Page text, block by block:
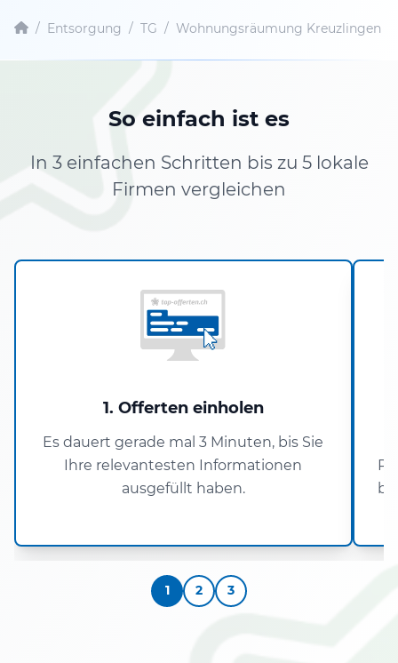
/ Entsorgung / TG / Wohnungsräumung Kreuzlingen
So einfach ist es
In 3 einfachen Schritten bis zu 5 lokale
Firmen vergleichen
1. Offerten einholen
Es dauert gerade mal 3 Minuten, bis Sie
Ihre relevantesten Informationen
ausgefüllt haben.
1 2 3